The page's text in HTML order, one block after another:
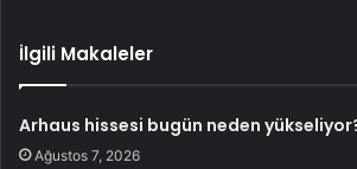
İlgili Makaleler
Arhaus hissesi bugün neden
Ağustos 7, 2026